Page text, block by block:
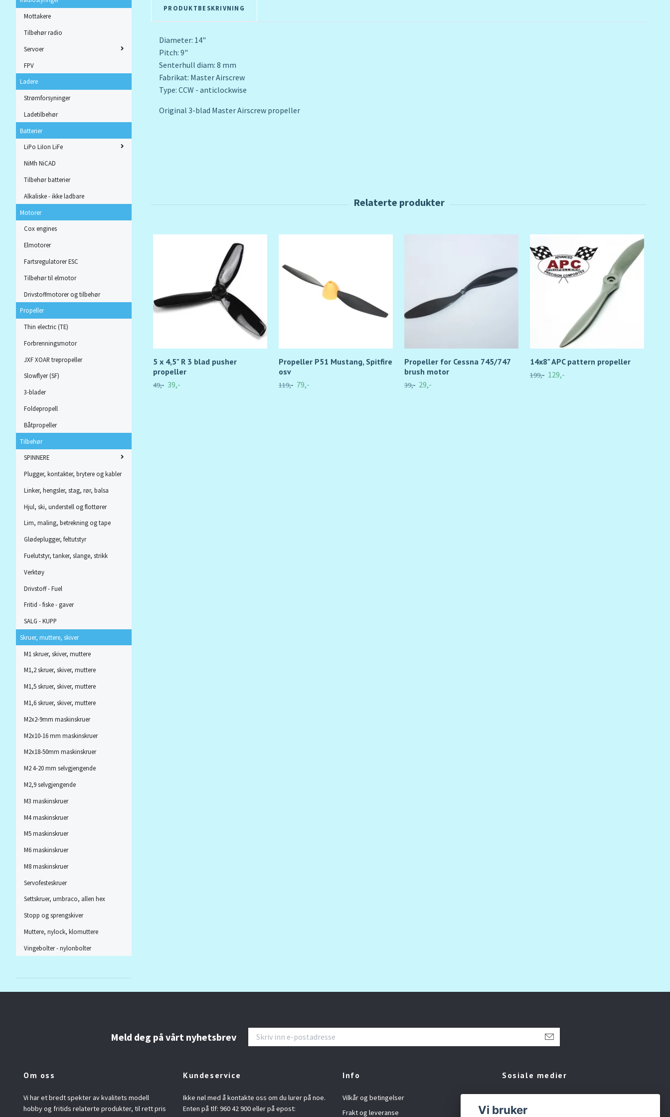
Mottakere
Tilbehør radio
Servoer
FPV
Ladere
Strømforsyninger
Ladetilbehør
Batterier
LiPo LiIon LiFe
NiMh NiCAD
Tilbehør batterier
Alkaliske - ikke ladbare
Motorer
Cox engines
Elmotorer
Fartsregulatorer ESC
Tilbehør til elmotor
Drivstoffmotorer og tilbehør
Propeller
Thin electric (TE)
Forbrenningsmotor
JXF XOAR trepropeller
Slowflyer (SF)
3-blader
Foldepropell
Båtpropeller
Tilbehør
SPINNERE
Plugger, kontakter, brytere og kabler
Linker, hengsler, stag, rør, balsa
Hjul, ski, understell og flottører
Lim, maling, betrekning og tape
Glødeplugger, feltutstyr
Fuelutstyr, tanker, slange, strikk
Verktøy
Drivstoff - Fuel
Fritid - fiske - gaver
SALG - KUPP
Skruer, muttere, skiver
M1 skruer, skiver, muttere
M1,2 skruer, skiver, muttere
M1,5 skruer, skiver, muttere
M1,6 skruer, skiver, muttere
M2x2-9mm maskinskruer
M2x10-16 mm maskinskruer
M2x18-50mm maskinskruer
M2 4-20 mm selvgjengende
M2,9 selvgjengende
M3 maskinskruer
M4 maskinskruer
M5 maskinskruer
M6 maskinskruer
M8 maskinskruer
Servofesteskruer
Settskruer, umbraco, allen hex
Stopp og sprengskiver
Muttere, nylock, klomuttere
Vingebolter - nylonbolter
PRODUKTBESKRIVNING
Diameter: 14"
Pitch: 9"
Senterhull diam: 8 mm
Fabrikat: Master Airscrew
Type: CCW - anticlockwise
Original 3-blad Master Airscrew propeller
5 x 4,5" R 3 blad pusher
propeller
49,- 39,-
Propeller P51 Mustang, Spitfire
osv
119,- 79,-
Propeller for Cessna 745/747
brush motor
39,- 29,-
14x8" APC pattern propeller
199,- 129,-
Meld deg på vårt nyhetsbrev
Om oss
Vi har et bredt spekter av kvalitets modell
hobby og fritids relaterte produkter, til rett pris
Kundeservice
Ikke nøl med å kontakte oss om du lurer på noe.
Enten på tlf: 960 42 900 eller på epost:
Info
Vilkår og betingelser
Frakt og leveranse
Sosiale medier
Vi bruker